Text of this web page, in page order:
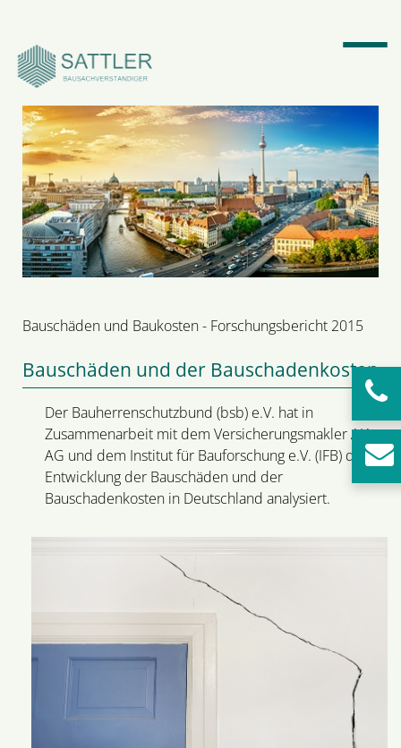
Suchbegriffe SUCHEN
Bauschäden und Baukosten - Forschungsbericht 2015
Bauschäden und der Bauschadenkosten
Der Bauherrenschutzbund (bsb) e.V. hat in
Zusammenarbeit mit dem Versicherungsmakler AIA
AG und dem Institut für Bauforschung e.V. (IFB) die
Entwicklung der Bauschäden und der
Bauschadenkosten in Deutschland analysiert.